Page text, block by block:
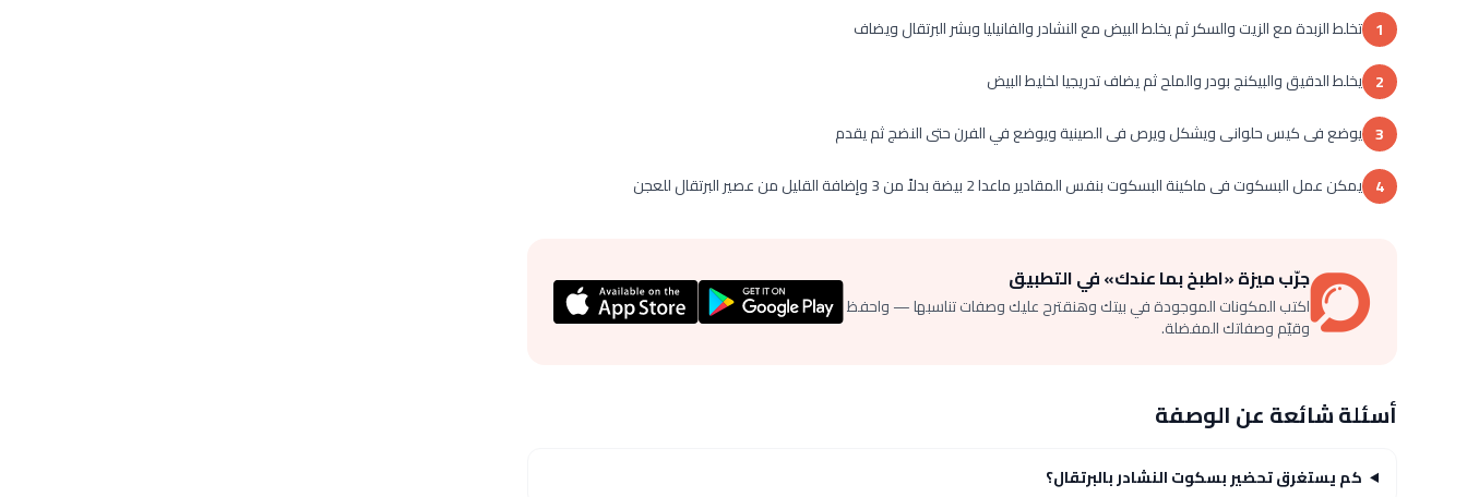
1 تخلط الزبدة مع الزيت والسكر ثم يخلط البيض مع النشادر والفانيليا وبشر البرتقال ويضاف
2 يخلط الدقيق والبيكنج بودر والملح ثم يضاف تدريجيا لخليط البيض
3 يوضع فى كيس حلوانى ويشكل ويرص فى الصينية ويوضع في الفرن حتى النضج ثم يقدم
4 يمكن عمل البسكوت فى ماكينة البسكوت بنفس المقادير ماعدا 2 بيضة بدلاً من 3 وإضافة القليل من عصير البرتقال للعجن
جرّب ميزة «اطبخ بما عندك» في التطبيق
اكتب المكونات الموجودة في بيتك وهنقترح عليك وصفات تناسبها — واحفظ
وقيّم وصفاتك المفضلة.
أسئلة شائعة عن الوصفة
كم يستغرق تحضير بسكوت النشادر بالبرتقال؟